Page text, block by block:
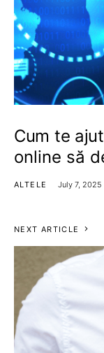
Cum te
online să
ALTELE July 7, 2025
NEXT ARTICLE